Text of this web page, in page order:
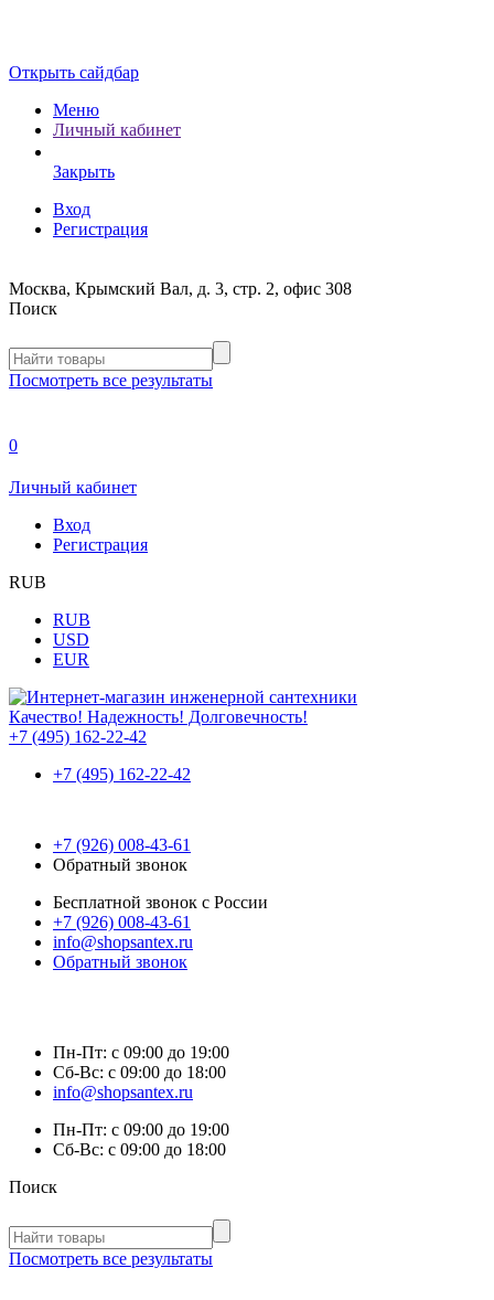
Открыть сайдбар
Меню
Личный кабинет
Закрыть
Вход
Регистрация
Москва, Крымский Вал, д. 3, стр. 2, офис 308
Поиск
Посмотреть все результаты
0
Личный кабинет
Вход
Регистрация
RUB
RUB
USD
EUR
Качество! Надежность! Долговечность!
+7 (495) 162-22-42
+7 (495) 162-22-42
+7 (926) 008-43-61
Обратный звонок
Бесплатной звонок с России
+7 (926) 008-43-61
info@shopsantex.ru
Обратный звонок
Пн-Пт: с 09:00 до 19:00
Сб-Вс: с 09:00 до 18:00
info@shopsantex.ru
Пн-Пт: с 09:00 до 19:00
Сб-Вс: с 09:00 до 18:00
Поиск
Посмотреть все результаты